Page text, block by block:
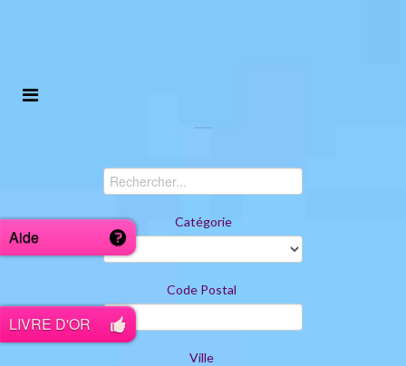
Catégorie
Code Postal
Ville
LIVRE D'OR
Aide